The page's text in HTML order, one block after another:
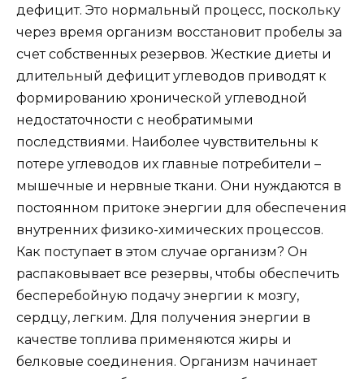
дефицит. Это нормальный процесс, поскольку
через время организм восстановит пробелы за
счет собственных резервов. Жесткие диеты и
длительный дефицит углеводов приводят к
формированию хронической углеводной
недостаточности с необратимыми
последствиями. Наиболее чувствительны к
потере углеводов их главные потребители –
мышечные и нервные ткани. Они нуждаются в
постоянном притоке энергии для обеспечения
внутренних физико-химических процессов.
Как поступает в этом случае организм? Он
распаковывает все резервы, чтобы обеспечить
бесперебойную подачу энергии к мозгу,
сердцу, легким. Для получения энергии в
качестве топлива применяются жиры и
белковые соединения. Организм начинает